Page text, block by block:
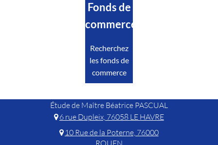
Fonds de
commerce
Recherchez
les fonds de
commerce
Étude de Maître Béatrice PASCUAL
6 rue Dupleix, 76058 LE HAVRE
10 Rue de la Poterne, 76000
ROUEN